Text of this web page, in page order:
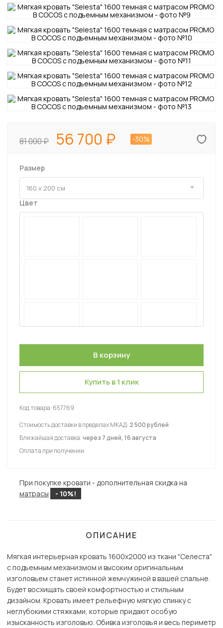
81 000 56 700 -30%
Размер
Цвет
Купить в 1 клик
Код товара: 657769
Стоимость доставки в пределах МКАД: 2 500 рублей
Ближайшая доставка:через 7 дней, 16 августа
Оплата при получении
При покупке кровати - дополнительная скидка на
матрасы
- 10%!
ОПИСАНИЕ
Мягкая интерьерная кровать 1600х2000 из ткани "Селеста"
с подъемным механизмом и высоким оригинальным
изголовьем станет истинной жемчужиной в вашей спальне.
Будет восхищать своей комфортностью и стильным
дизайном. Кровать имеет рельефную мягкую спинку с
неглубокими стяжками, которые придают особую
изысканность изголовью. Обивка изголовья и весь периметр